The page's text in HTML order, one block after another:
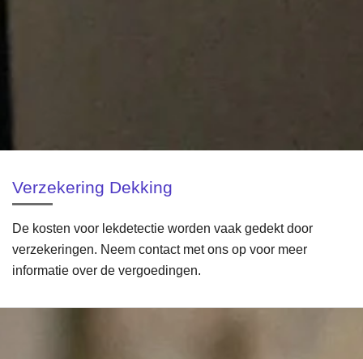
Verzekering Dekking
De kosten voor lekdetectie worden vaak gedekt door
verzekeringen. Neem contact met ons op voor meer
informatie over de vergoedingen.